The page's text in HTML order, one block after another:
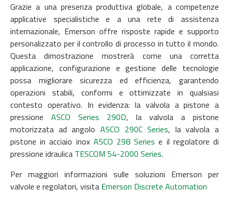
Grazie a una presenza produttiva globale, a competenze
applicative specialistiche e a una rete di assistenza
internazionale, Emerson offre risposte rapide e supporto
personalizzato per il controllo di processo in tutto il mondo.
Questa dimostrazione mostrerà come una corretta
applicazione, configurazione e gestione delle tecnologie
possa migliorare sicurezza ed efficienza, garantendo
operazioni stabili, conformi e ottimizzate in qualsiasi
contesto operativo. In evidenza: la valvola a pistone a
pressione ASCO Series 290D, la valvola a pistone
motorizzata ad angolo ASCO 290C Series, la valvola a
pistone in acciaio inox ASCO 298 Series e il regolatore di
pressione idraulica TESCOM 54-2000 Series.
Per maggiori informazioni sulle soluzioni Emerson per
valvole e regolatori, visita Emerson Discrete Automation